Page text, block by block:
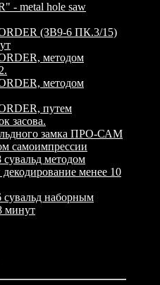
- metal hole saw
(ЗВ9-6 ПК.3/15)
методом
методом
путем
засова.
замка ПРО-САМ
самоимпрессии
методом
менее 10
сувальд наборным
минут